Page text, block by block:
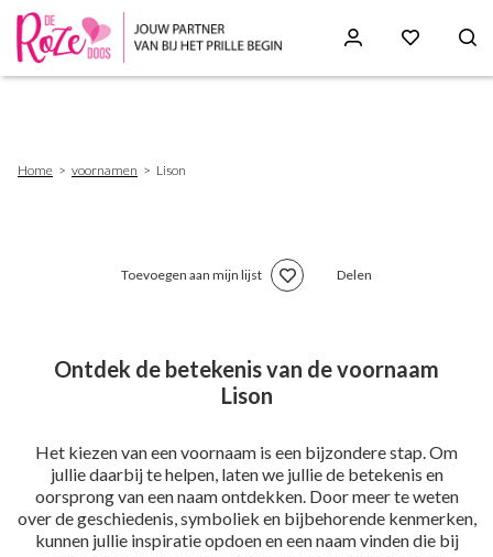
Home voornamen Lison
Toevoegen aan mijn lijst Delen
Ontdek de betekenis van de voornaam
Lison
Het kiezen van een voornaam is een bijzondere stap. Om
jullie daarbij te helpen, laten we jullie de betekenis en
oorsprong van een naam ontdekken. Door meer te weten
over de geschiedenis, symboliek en bijbehorende kenmerken,
kunnen jullie inspiratie opdoen en een naam vinden die bij